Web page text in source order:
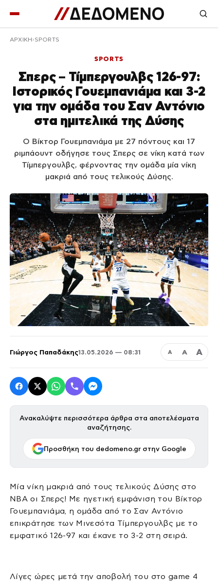
ΑΡΧΙΚΉ SPORTS
SPORTS
Σπερς – Τίμπεργουλβς 126-97:
Ιστορικός Γουεμπανιάμα και 3-2
για την ομάδα του Σαν Αντόνιο
στα ημιτελικά της Δύσης
Ο Βίκτορ Γουεμπανιάμα με 27 πόντους και 17
ριμπάουντ οδήγησε τους Σπερς σε νίκη κατά των
Τίμπεργουλβς, φέρνοντας την ομάδα μία νίκη
μακριά από τους τελικούς Δύσης.
Γιώργος Παπαδάκης13.05.2026 — 08:31 Α Α Α
Ανακαλύψτε περισσότερα άρθρα στα αποτελέσματα
αναζήτησης.
Προσθήκη του dedomeno.gr στην Google
Μία νίκη μακριά από τους τελικούς Δύσης στο
NBA οι Σπερς! Με ηγετική εμφάνιση του Βίκτορ
Γουεμπανιάμα, η ομάδα από το Σαν Αντόνιο
επικράτησε των Μινεσότα Τίμπεργουλβς με το
εμφατικό 126-97 και έκανε το 3-2 στη σειρά.
Λίγες ώρες μετά την αποβολή του στο game 4